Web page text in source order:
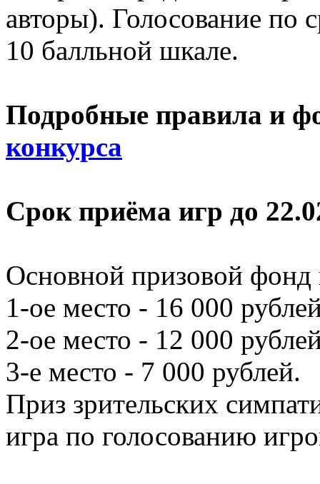
авторы). Голосование по
10 балльной шкале.
Подробные правила и
конкурса
Срок приёма игр до
Основной призовой
1-ое место - 16 000
2-ое место - 12 000
3-е место - 7 000 рублей.
Приз зрительских
игра по голосованию